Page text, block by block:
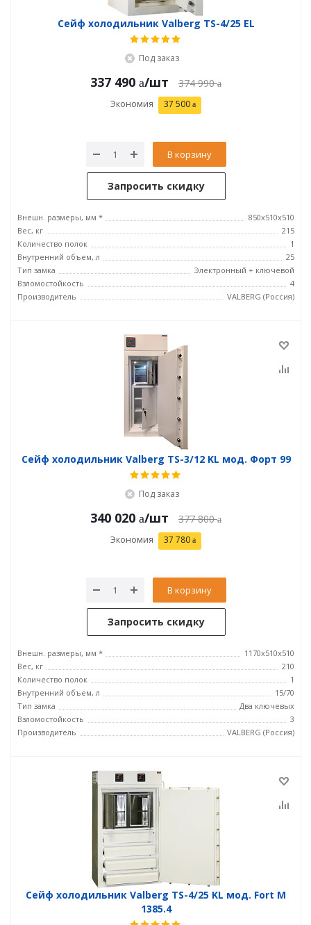
Сейф холодильник Valberg TS-4/25 EL
Под заказ
337 490 /шт 374 990
Экономия 37 500
В корзину
Запросить скидку
Внешн. размеры, мм *
850x510x510
Вес, кг
215
Количество полок
1
Внутренний объем, л
25
Тип замка
Электронный + ключевой
Взломостойкость
4
Производитель
VALBERG (Россия)
Сейф холодильник Valberg TS-3/12 KL мод. Форт 99
Под заказ
340 020 /шт 377 800
Экономия 37 780
В корзину
Запросить скидку
Внешн. размеры, мм *
1170x510x510
Вес, кг
210
Количество полок
1
Внутренний объем, л
15/70
Тип замка
Два ключевых
Взломостойкость
3
Производитель
VALBERG (Россия)
Сейф холодильник Valberg TS-4/25 KL мод. Fort М
1385.4